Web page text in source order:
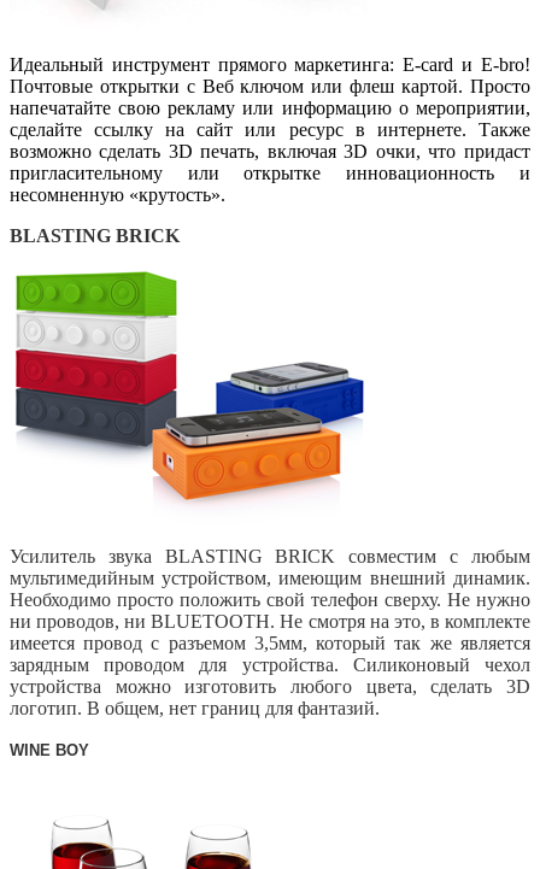
Идеальный инструмент прямого маркетинга: E-card и E-bro!
Почтовые открытки с Веб ключом или флеш картой. Просто
напечатайте свою рекламу или информацию о мероприятии,
сделайте ссылку на сайт или ресурс в интернете. Также
возможно сделать 3D печать, включая 3D очки, что придаст
пригласительному или открытке инновационность и
несомненную «крутость».
BLASTING BRICK
Усилитель звука BLASTING BRICK совместим с любым
мультимедийным устройством, имеющим внешний динамик.
Необходимо просто положить свой телефон сверху. Не нужно
ни проводов, ни BLUETOOTH. Не смотря на это, в комплекте
имеется провод с разъемом 3,5мм, который так же является
зарядным проводом для устройства. Силиконовый чехол
устройства можно изготовить любого цвета, сделать 3D
логотип. В общем, нет границ для фантазий.
WINE BOY